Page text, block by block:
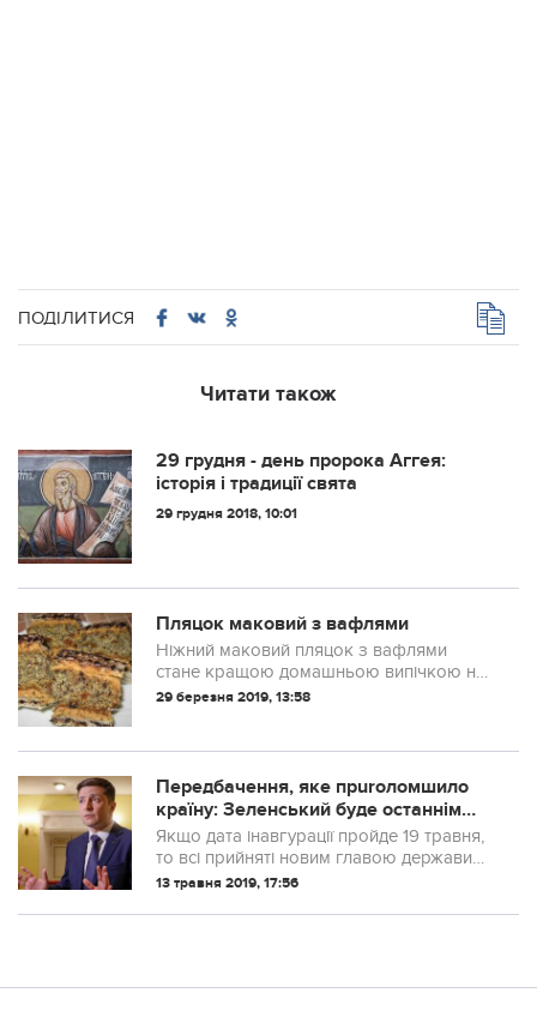
ПОДІЛИТИСЯ
Читати також
29 грудня - день пророка Аггея:
історія і традиції свята
29 грудня 2018, 10:01
Пляцок маковий з вафлями
Ніжний маковий пляцок з вафлями
стане кращою домашньою випічкою на
вашому святковому столі. Маковий корж
29 березня 2019, 13:58
Пepeдбачення, яке пpuroломшило
країну: Зеленський буде останнім
президентом України
Якщо дата інавгурації пройде 19 травня,
то всі прийняті новим главою держави
рішення будуть дуже успішними. У разі
перетвориться до невпізнання.
13 травня 2019, 17:56